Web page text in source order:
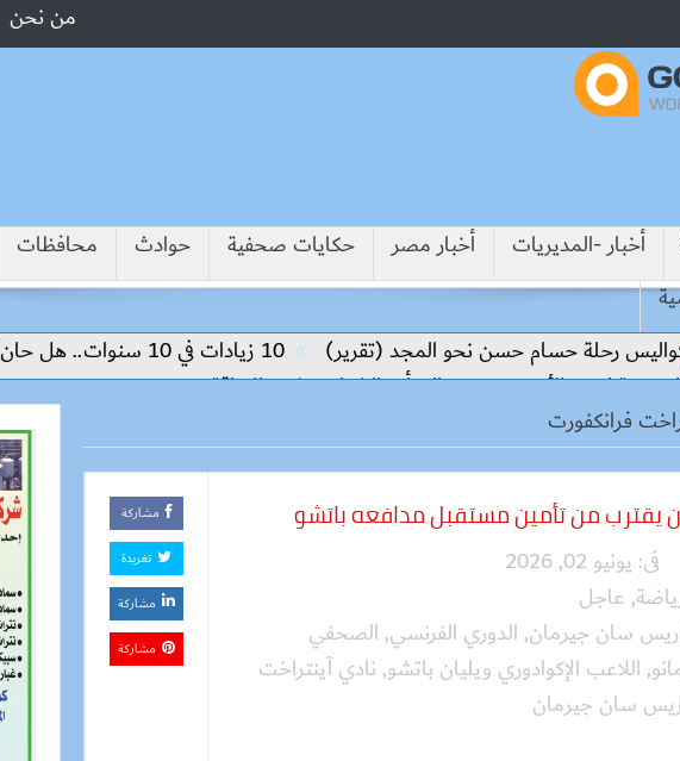
من نحن
أخبار -المديريات أخبار مصر حكايات صحفية حوادث محافظات
رحلة حسام حسن نحو المجد (تقرير) 10 زيادات في 10 سنوات.. هل حان الوقت لرفع دعم البنزين نهائيا؟
لدعم الأسرة وتمكين المرأة والشباب وذوي الإعاقة
فرانكفورت
يقترب من تأمين مستقبل مدافعه باتشو
فى: يونيو 02, 2026
, عاجل
سان جيرمان, الدوري الفرنسي, الصحفي
, اللاعب الإكوادوري ويليان باتشو, نادي آينتراخت
سان جيرمان
مشاركة
تغريدة
مشاركة
مشاركة